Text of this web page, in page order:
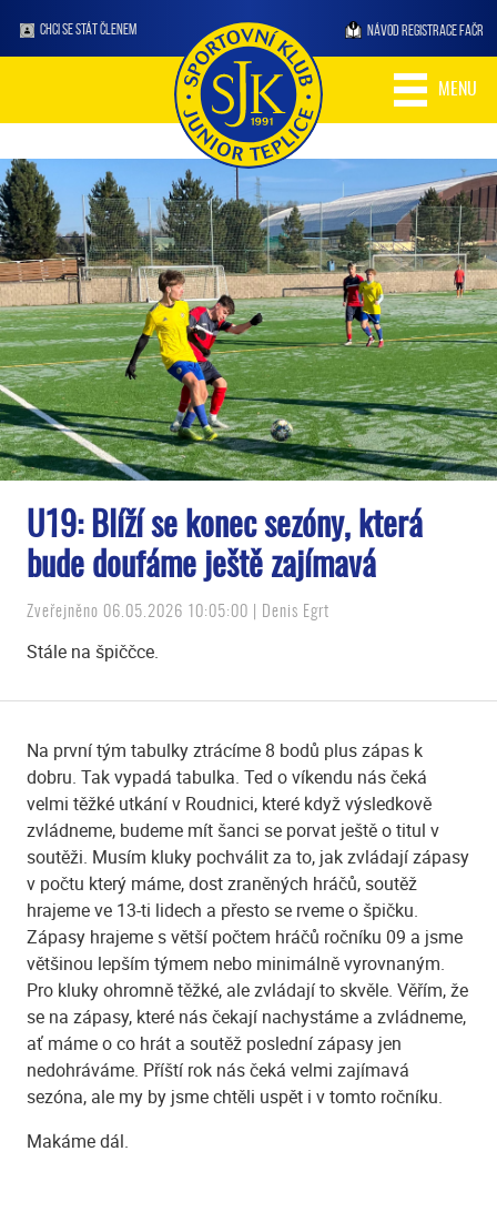
CHCI SE STÁT ČLENEM NÁVOD REGISTRACE FAČR
MENU
U19: Blíží se konec sezóny, která
bude doufáme ještě zajímavá
Zveřejněno 06.05.2026 10:05:00 | Denis Egrt
Stále na špiččce.
Na první tým tabulky ztrácíme 8 bodů plus zápas k
dobru. Tak vypadá tabulka. Ted o víkendu nás čeká
velmi těžké utkání v Roudnici, které když výsledkově
zvládneme, budeme mít šanci se porvat ještě o titul v
soutěži. Musím kluky pochválit za to, jak zvládají zápasy
v počtu který máme, dost zraněných hráčů, soutěž
hrajeme ve 13-ti lidech a přesto se rveme o špičku.
Zápasy hrajeme s větší počtem hráčů ročníku 09 a jsme
většinou lepším týmem nebo minimálně vyrovnaným.
Pro kluky ohromně těžké, ale zvládají to skvěle. Věřím, že
se na zápasy, které nás čekají nachystáme a zvládneme,
ať máme o co hrát a soutěž poslední zápasy jen
nedohráváme. Příští rok nás čeká velmi zajímavá
sezóna, ale my by jsme chtěli uspět i v tomto ročníku.
Makáme dál.